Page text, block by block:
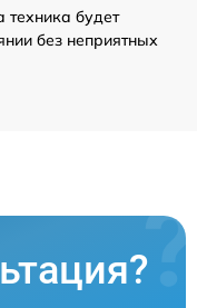
будет
без неприятных